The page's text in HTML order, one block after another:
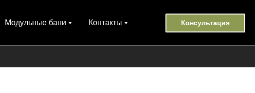
Модульные бани Контакты Консультация